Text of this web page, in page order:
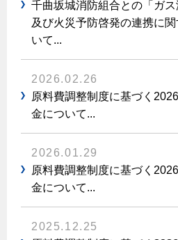
保安体制
ガス設備安全点検について
各種手続き
お引越しのときには
ガス使用開始のご案内
ガス使用停止のご案内
千曲坂城消防組合との「ガ
及び火災予防啓発の連携に
いて...
2026.02.26
原料費調整制度に基づく
金について...
2026.01.29
原料費調整制度に基づく
金について...
2025.12.25